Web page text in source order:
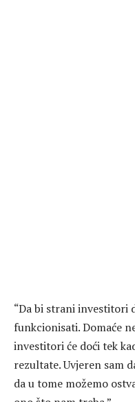
“Da bi strani investitori
funkcionisati. Domaće
investitori će doći tek
rezultate. Uvjeren sam
da u tome možemo